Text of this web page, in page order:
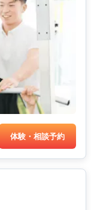
体験・相談予約